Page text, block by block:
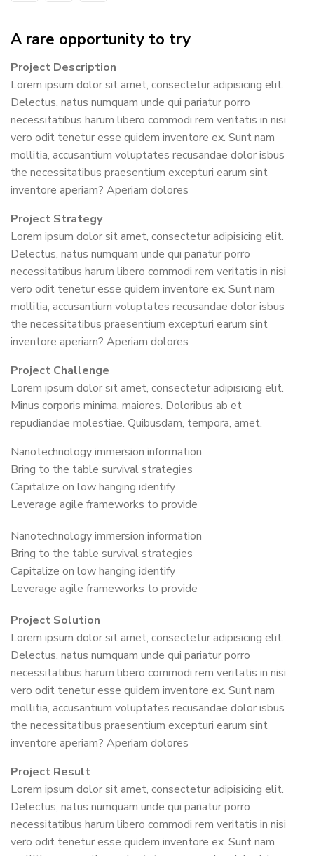
A rare opportunity to try
Project Description
Lorem ipsum dolor sit amet, consectetur adipisicing elit.
Delectus, natus numquam unde qui pariatur porro
necessitatibus harum libero commodi rem veritatis in nisi
vero odit tenetur esse quidem inventore ex. Sunt nam
mollitia, accusantium voluptates recusandae dolor isbus
the necessitatibus praesentium excepturi earum sint
inventore aperiam? Aperiam dolores
Project Strategy
Lorem ipsum dolor sit amet, consectetur adipisicing elit.
Delectus, natus numquam unde qui pariatur porro
necessitatibus harum libero commodi rem veritatis in nisi
vero odit tenetur esse quidem inventore ex. Sunt nam
mollitia, accusantium voluptates recusandae dolor isbus
the necessitatibus praesentium excepturi earum sint
inventore aperiam? Aperiam dolores
Project Challenge
Lorem ipsum dolor sit amet, consectetur adipisicing elit.
Minus corporis minima, maiores. Doloribus ab et
repudiandae molestiae. Quibusdam, tempora, amet.
Nanotechnology immersion information
Bring to the table survival strategies
Capitalize on low hanging identify
Leverage agile frameworks to provide
Nanotechnology immersion information
Bring to the table survival strategies
Capitalize on low hanging identify
Leverage agile frameworks to provide
Project Solution
Lorem ipsum dolor sit amet, consectetur adipisicing elit.
Delectus, natus numquam unde qui pariatur porro
necessitatibus harum libero commodi rem veritatis in nisi
vero odit tenetur esse quidem inventore ex. Sunt nam
mollitia, accusantium voluptates recusandae dolor isbus
the necessitatibus praesentium excepturi earum sint
inventore aperiam? Aperiam dolores
Project Result
Lorem ipsum dolor sit amet, consectetur adipisicing elit.
Delectus, natus numquam unde qui pariatur porro
necessitatibus harum libero commodi rem veritatis in nisi
vero odit tenetur esse quidem inventore ex. Sunt nam